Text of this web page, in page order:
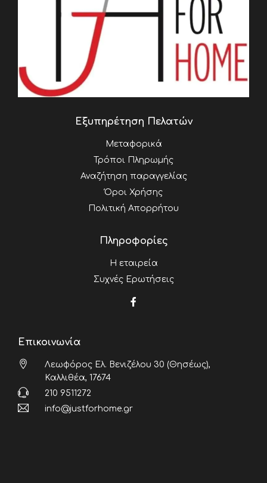
Εξυπηρέτηση Πελατών
Μεταφορικά
Τρόποι Πληρωμής
Αναζήτηση παραγγελίας
Όροι Χρήσης
Πολιτική Απορρήτου
Πληροφορίες
Η εταιρεία
Συχνές Ερωτήσεις
Επικοινωνία
Λεωφόρος Ελ. Βενιζέλου 30 (Θησέως),
Καλλιθέα, 17674
210 9511272
info@justforhome.gr